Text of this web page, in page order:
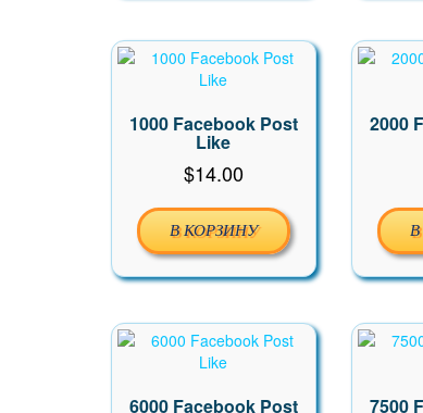
1000 Facebook Post
Like
$14.00
В КОРЗИНУ
2000
6000 Facebook Post 7500